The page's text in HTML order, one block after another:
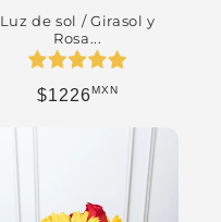
Luz de sol / Girasol y
Rosa...
Precio habitual
$1226MXN